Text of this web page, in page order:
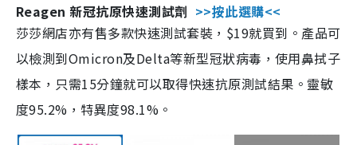
Reagen 新冠抗原快速測試劑 >>按此選購<<
莎莎網店亦有售多款快速測試套裝，$19就買到。產品可
以檢測到Omicron及Delta等新型冠狀病毒，使用鼻拭子
樣本，只需15分鐘就可以取得快速抗原測試結果。靈敏
度95.2%，特異度98.1%。